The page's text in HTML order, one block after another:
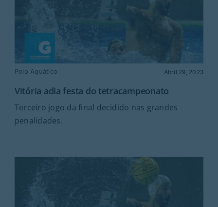
Polo Aquático Abril 29, 2023
Vitória adia festa do tetracampeonato
Terceiro jogo da final decidido nas grandes
penalidades.